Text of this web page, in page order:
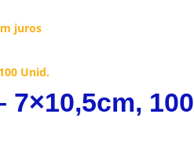
juros
7×10,5cm, 100